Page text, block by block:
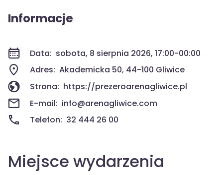
Informacje
Data: sobota, 8 sierpnia 2026, 17:00-00:00
Adres: Akademicka 50, 44-100 Gliwice
Strona: https://prezeroarenagliwice.pl
E-mail: info@arenagliwice.com
Telefon: 32 444 26 00
Miejsce wydarzenia